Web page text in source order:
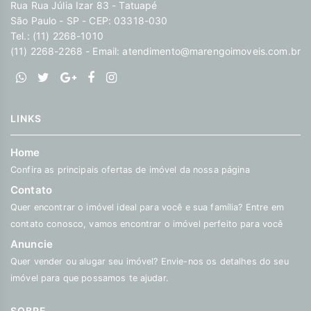
Rua Rua Júlia Izar 83 - Tatuapé
São Paulo - SP - CEP: 03318-030
Tel.: (11) 2268-1010
(11) 2268-2268 - Email: atendimento@marengoimoveis.com.br
LINKS
Home
Confira as principais ofertas de imóvel da nossa página
Contato
Quer encontrar o imóvel ideal para você e sua família? Entre em
contato conosco, vamos encontrar o imóvel perfeito para você
Anuncie
Quer vender ou alugar seu imóvel? Envie-nos os detalhes do seu
imóvel para que possamos te ajudar.